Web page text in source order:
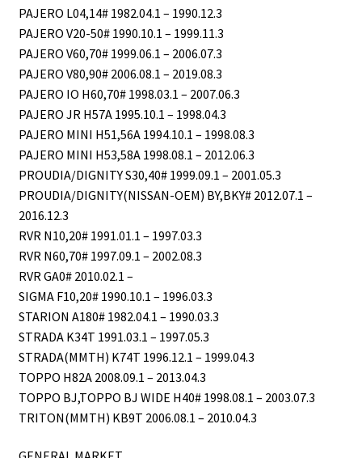
PAJERO L04,14# 1982.04.1 – 1990.12.3
PAJERO V20-50# 1990.10.1 – 1999.11.3
PAJERO V60,70# 1999.06.1 – 2006.07.3
PAJERO V80,90# 2006.08.1 – 2019.08.3
PAJERO IO H60,70# 1998.03.1 – 2007.06.3
PAJERO JR Н57А 1995.10.1 – 1998.04.3
PAJERO MINI Н51,56А 1994.10.1 – 1998.08.3
PAJERO MINI Н53,58А 1998.08.1 – 2012.06.3
PROUDIA/DIGNITY S30,40# 1999.09.1 – 2001.05.3
PROUDIA/DIGNITY(NISSAN-OEM) BY,BKY# 2012.07.1 –
2016.12.3
RVR N10,20# 1991.01.1 – 1997.03.3
RVR N60,70# 1997.09.1 – 2002.08.3
RVR GA0# 2010.02.1 –
SIGMA F10,20# 1990.10.1 – 1996.03.3
STARION A180# 1982.04.1 – 1990.03.3
STRADA K34T 1991.03.1 – 1997.05.3
STRADA(MMTH) K74T 1996.12.1 – 1999.04.3
TOPPO H82A 2008.09.1 – 2013.04.3
TOPPO BJ,TOPPO BJ WIDE H40# 1998.08.1 – 2003.07.3
TRITON(MMTH) KB9T 2006.08.1 – 2010.04.3